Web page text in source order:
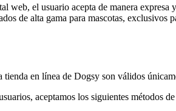
web, el usuario acepta de manera
de alta gama para mascotas,
en línea de Dogsy son válidos
aceptamos los siguientes métodos